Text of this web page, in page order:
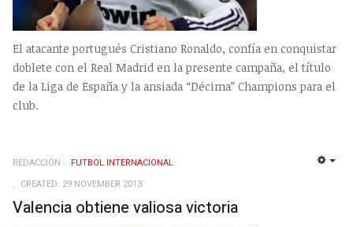
El atacante portugués Cristiano Ronaldo, confía en conquistar
doblete con el Real Madrid en la presente campaña, el título
de la Liga de España y la ansiada “Décima” Champions para el
club.
REDACCIÓN
FUTBOL INTERNACIONAL
CREATED: 29 NOVEMBER 2013
Valencia obtiene valiosa victoria